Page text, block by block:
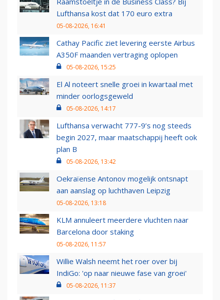
Lufthansa kost dat 170 euro extra
05-08-2026, 16:41
Cathay Pacific ziet levering eerste Airbus
A350F maanden vertraging oplopen
05-08-2026, 15:25
El Al noteert snelle groei in kwartaal met
minder oorlogsgeweld
05-08-2026, 14:17
Lufthansa verwacht 777-9’s nog steeds
begin 2027, maar maatschappij heeft ook
plan B
05-08-2026, 13:42
Oekraïense Antonov mogelijk ontsnapt
aan aanslag op luchthaven Leipzig
05-08-2026, 13:18
KLM annuleert meerdere vluchten naar
Barcelona door staking
05-08-2026, 11:57
Willie Walsh neemt het roer over bij
IndiGo: 'op naar nieuwe fase van groei'
05-08-2026, 11:37